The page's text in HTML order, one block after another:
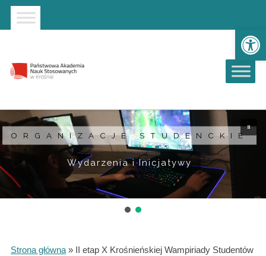
Strona główna
Przejdź do wyszukiwarki
Przejdź do menu głównego
ORGANIZACJE STUDENCKIE
Wydarzenia i Inicjatywy
Strona główna» II etap X Krośnieńskiej Wampiriady Studentów